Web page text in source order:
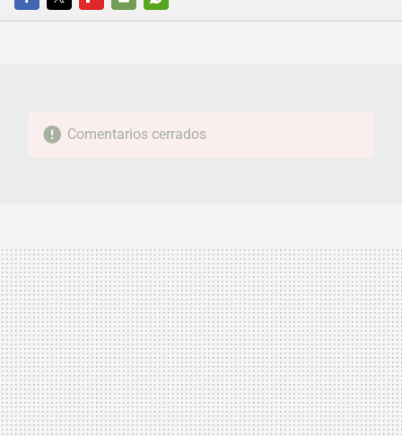
FACEBOOKTWITTERFLIPBOARD
E-
WHATSAPP
Comentarios cerrados